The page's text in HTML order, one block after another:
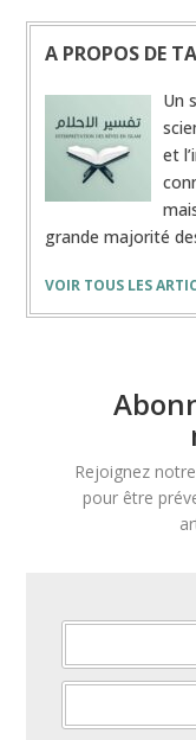
A PROPOS DE
Un
et
grande majorité
VOIR TOUS LES
Rejoignez
pour être